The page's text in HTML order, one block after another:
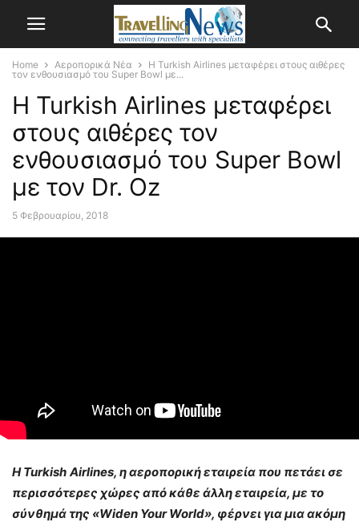
Home Αεροπορικά Νέα
H Turkish Airlines μεταφέρει στους αιθέρες
τον ενθουσιασμό του Super Bowl με...
H Turkish Airlines μεταφέρει
στους αιθέρες τον
ενθουσιασμό του Super Bowl
με τον Dr. Oz
5 Φεβρουαρίου, 2018
ΗTurkish Airlines, η αεροπορική εταιρεία που πετάει σε
περισσότερες χώρες από κάθε άλλη εταιρεία, με το
σύνθημά της «Widen Your World», φέρνει για μια ακόμη